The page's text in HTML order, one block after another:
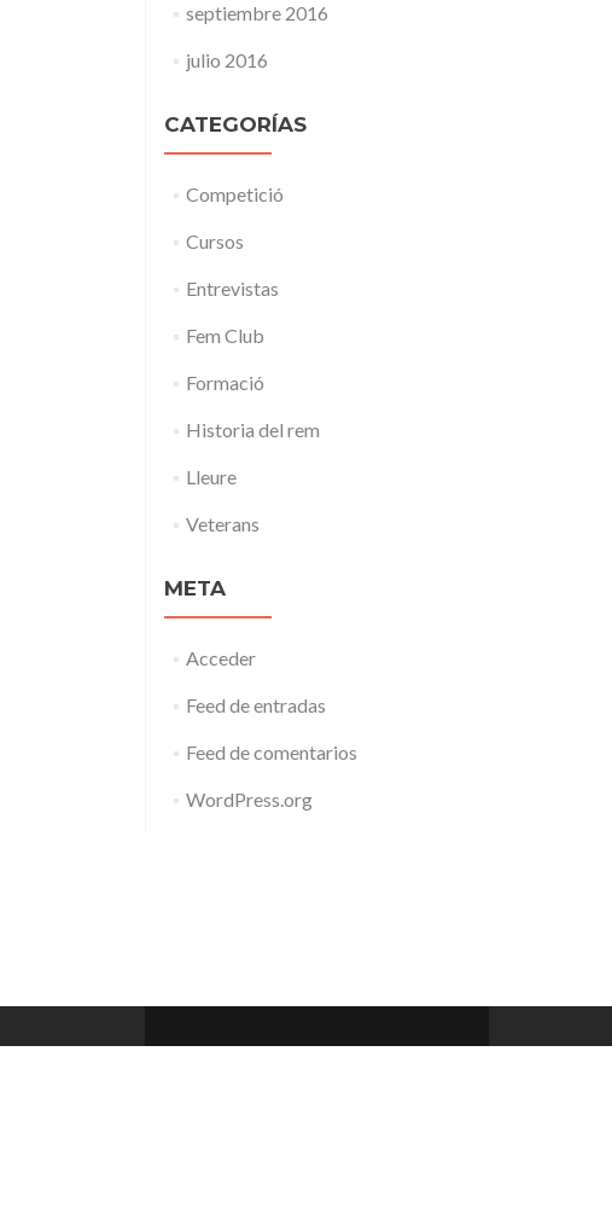
septiembre 2016
julio 2016
CATEGORÍAS
Competició
Cursos
Entrevistas
Fem Club
Formació
Historia del rem
Lleure
Veterans
META
Acceder
Feed de entradas
Feed de comentarios
WordPress.org